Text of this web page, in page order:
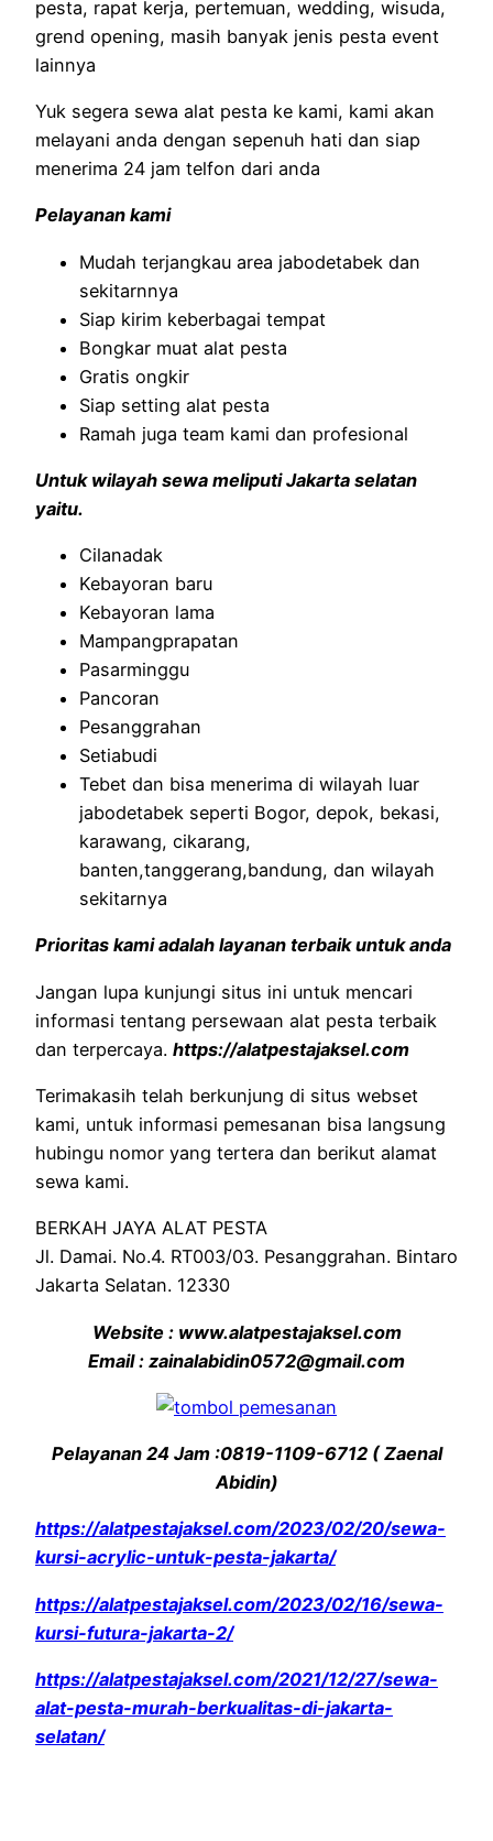
pesta, rapat kerja, pertemuan, wedding, wisuda,
grend opening, masih banyak jenis pesta event
lainnya
Yuk segera sewa alat pesta ke kami, kami akan
melayani anda dengan sepenuh hati dan siap
menerima 24 jam telfon dari anda
Pelayanan kami
Mudah terjangkau area jabodetabek dan
sekitarnnya
Siap kirim keberbagai tempat
Bongkar muat alat pesta
Gratis ongkir
Siap setting alat pesta
Ramah juga team kami dan profesional
Untuk wilayah sewa meliputi Jakarta selatan
yaitu.
Cilanadak
Kebayoran baru
Kebayoran lama
Mampangprapatan
Pasarminggu
Pancoran
Pesanggrahan
Setiabudi
Tebet dan bisa menerima di wilayah luar
jabodetabek seperti Bogor, depok, bekasi,
karawang, cikarang,
banten,tanggerang,bandung, dan wilayah
sekitarnya
Prioritas kami adalah layanan terbaik untuk anda
Jangan lupa kunjungi situs ini untuk mencari
informasi tentang persewaan alat pesta terbaik
dan terpercaya. https://alatpestajaksel.com
Terimakasih telah berkunjung di situs webset
kami, untuk informasi pemesanan bisa langsung
hubingu nomor yang tertera dan berikut alamat
sewa kami.
BERKAH JAYA ALAT PESTA
Jl. Damai. No.4. RT003/03. Pesanggrahan. Bintaro
Jakarta Selatan. 12330
Website : www.alatpestajaksel.com
Email : zainalabidin0572@gmail.com
Pelayanan 24 Jam :0819-1109-6712 ( Zaenal
Abidin)
https://alatpestajaksel.com/2023/02/20/sewa-
kursi-acrylic-untuk-pesta-jakarta/
https://alatpestajaksel.com/2023/02/16/sewa-
kursi-futura-jakarta-2/
https://alatpestajaksel.com/2021/12/27/sewa-
alat-pesta-murah-berkualitas-di-jakarta-
selatan/